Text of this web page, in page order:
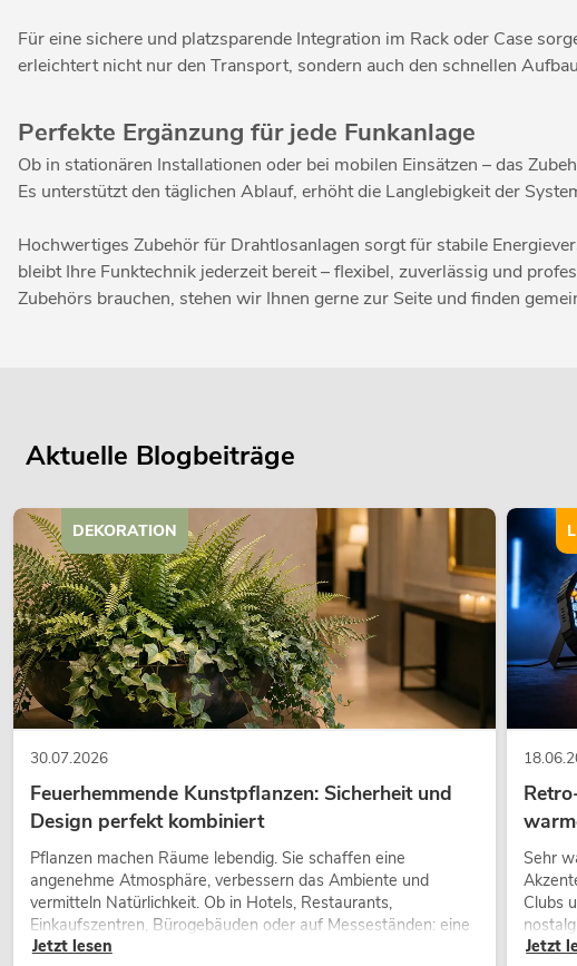
Für eine sichere und platzsparende Integration im Rack oder Case
erleichtert nicht nur den Transport, sondern auch den schnellen
Perfekte Ergänzung für jede Funkanlage
Ob in stationären Installationen oder bei mobilen Einsätzen – das
Es unterstützt den täglichen Ablauf, erhöht die Langlebigkeit der
Hochwertiges Zubehör für Drahtlosanlagen sorgt für stabile
bleibt Ihre Funktechnik jederzeit bereit – flexibel, zuverlässig und
Zubehörs brauchen, stehen wir Ihnen gerne zur Seite und finden
Aktuelle Blogbeiträge
30.07.2026
Feuerhemmende Kunstpflanzen: Sicherheit und
Design perfekt kombiniert
Pflanzen machen Räume lebendig. Sie schaffen eine
angenehme Atmosphäre, verbessern das Ambiente und
vermitteln Natürlichkeit. Ob in Hotels, Restaurants,
Einkaufszentren, Bürogebäuden oder auf Messeständen: eine
hochwertige Begrünung gehört heute längst zum modernen
Jetzt lesen
DEKORATION
Sehr
Clubs
Jetzt